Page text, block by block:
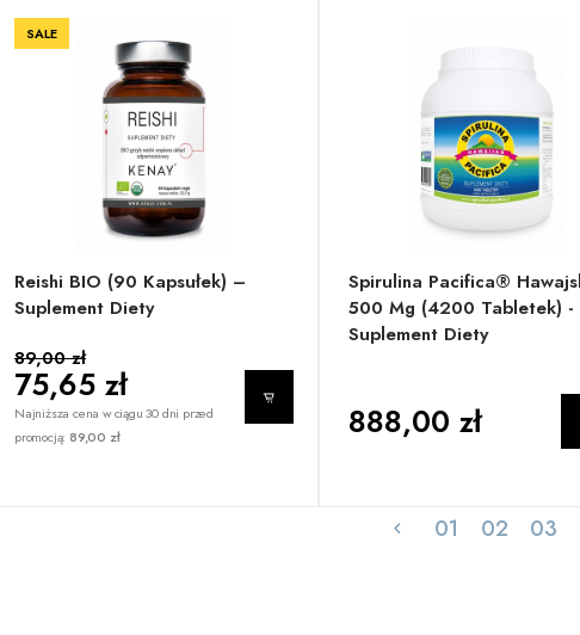
SALE
Reishi BIO (90 Kapsułek) –
Suplement Diety
89,00 zł
75,65 zł
Najniższa cena w ciągu 30 dni przed
promocją: 89,00 zł
Spirulina Pacifica®
500 Mg (4200 Tabletek) -
Suplement Diety
888,00 zł
 01 02 03